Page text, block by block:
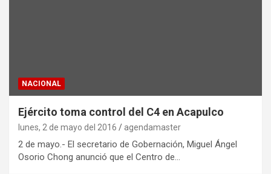
NACIONAL
Ejército toma control del C4 en Acapulco
lunes, 2 de mayo del 2016 agendamaster
2 de mayo.- El secretario de Gobernación, Miguel Ángel
Osorio Chong anunció que el Centro de…